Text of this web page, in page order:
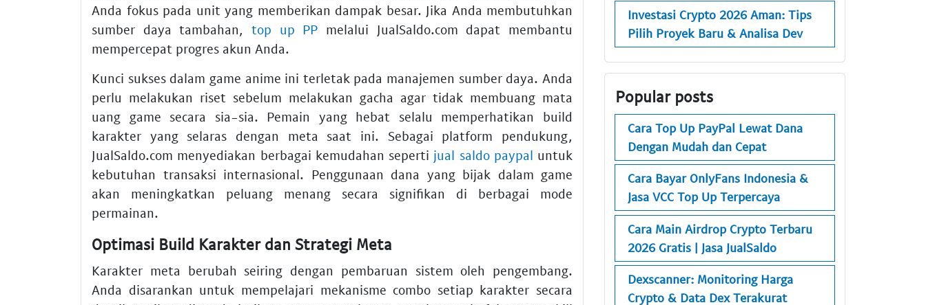
Anda fokus pada unit yang memberikan dampak besar. Jika Anda membutuhkan
sumber daya tambahan, top up PP melalui JualSaldo.com dapat membantu
mempercepat progres akun Anda.
Kunci sukses dalam game anime ini terletak pada manajemen sumber daya. Anda
perlu melakukan riset sebelum melakukan gacha agar tidak membuang mata
uang game secara sia-sia. Pemain yang hebat selalu memperhatikan build
karakter yang selaras dengan meta saat ini. Sebagai platform pendukung,
JualSaldo.com menyediakan berbagai kemudahan seperti jual saldo paypal untuk
kebutuhan transaksi internasional. Penggunaan dana yang bijak dalam game
akan meningkatkan peluang menang secara signifikan di berbagai mode
permainan.
Optimasi Build Karakter dan Strategi Meta
Karakter meta berubah seiring dengan pembaruan sistem oleh pengembang.
Anda disarankan untuk mempelajari mekanisme combo setiap karakter secara
Investasi Crypto 2026 Aman: Tips
Pilih Proyek Baru & Analisa Dev
Popular posts
Cara Top Up PayPal Lewat Dana
Dengan Mudah dan Cepat
Cara Bayar OnlyFans Indonesia &
Jasa VCC Top Up Terpercaya
Cara Main Airdrop Crypto Terbaru
2026 Gratis | Jasa JualSaldo
Dexscanner: Monitoring Harga
Crypto & Data Dex Terakurat